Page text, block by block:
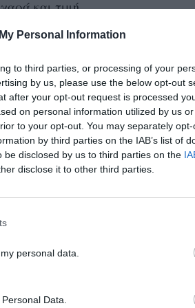
Personal Information
to third parties, or processing of your
by us, please use the below opt-out
after your opt-out request is processed
on personal information utilized by us
to your opt-out. You may separately
by third parties on the IAB’s list of
disclosed by us to third parties on the
disclose it to other third parties.
personal data.
Data.
χαρά και τιμή...
του Γεωργίου
νέοι υποψήφιοι δημοτικοί και
σύμβουλοι τάχθηκαν στο πλευρό
Τσώνη. Κι όπως αναφέρεται
Ο δήμαρχος
κρύβει το κόστος για